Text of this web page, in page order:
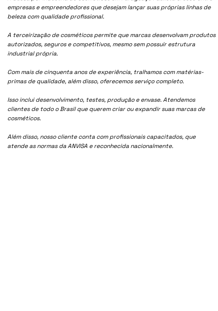
empresas e empreendedores que desejam lançar suas próprias linhas de
beleza com qualidade profissional.
A terceirização de cosméticos permite que marcas desenvolvam produtos
autorizados, seguros e competitivos, mesmo sem possuir estrutura
industrial própria.
Com mais de cinquenta anos de experiência, tralhamos com matérias-
primas de qualidade, além disso, oferecemos serviço completo.
Isso inclui desenvolvimento, testes, produção e envase. Atendemos
clientes de todo o Brasil que querem criar ou expandir suas marcas de
cosméticos.
Além disso, nosso cliente conta com profissionais capacitados, que
atende as normas da ANVISA e reconhecida nacionalmente.